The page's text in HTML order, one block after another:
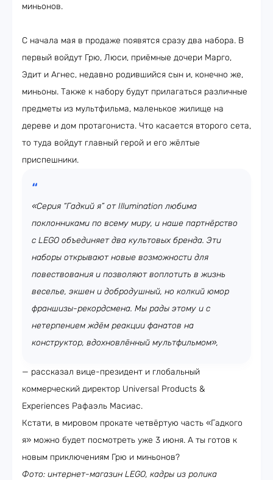
миньонов.
С начала мая в продаже появятся сразу два набора. В
первый войдут Грю, Люси, приёмные дочери Марго,
Эдит и Агнес, недавно родившийся сын и, конечно же,
миньоны. Также к набору будут прилагаться различные
предметы из мультфильма, маленькое жилище на
дереве и дом протагониста. Что касается второго сета,
то туда войдут главный герой и его жёлтые
приспешники.
«Серия “Гадкий я” от Illumination любима
поклонниками по всему миру, и наше партнёрство
с LEGO объединяет два культовых бренда. Эти
наборы открывают новые возможности для
повествования и позволяют воплотить в жизнь
веселье, экшен и добродушный, но колкий юмор
франшизы-рекордсмена. Мы рады этому и с
нетерпением ждём реакции фанатов на
конструктор, вдохновлённый мультфильмом»,
— рассказал вице-президент и глобальный
коммерческий директор Universal Products &
Experiences Рафаэль Масиас.
Кстати, в мировом прокате четвёртую часть «Гадкого
я» можно будет посмотреть уже 3 июня. А ты готов к
новым приключениям Грю и миньонов?
Фото: интернет-магазин LEGO, кадры из ролика